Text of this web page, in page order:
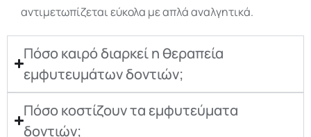
αντιμετωπίζεται εύκολα με απλά αναλγητικά.
Πόσο καιρό διαρκεί η θεραπεία
εμφυτευμάτων δοντιών;
Πόσο κοστίζουν τα εμφυτεύματα
δοντιών;